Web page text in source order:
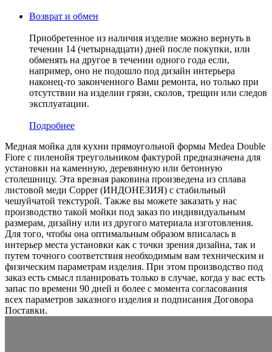
Возврат и обмен
Приобретенное из наличия изделие можно вернуть в
течении 14 (четырнадцати) дней после покупки, или
обменять на другое в течении одного года если,
например, оно не подошло под дизайн интерьера
наконец-то законченного Вами ремонта, но только при
отсутствии на изделии грязи, сколов, трещин или следов
эксплуатации.
Подробнее
Медная мойка для кухни прямоугольной формы Medea Double
Fiore с пиленойя треугольником фактурой предназначена для
установки на каменную, деревянную или бетонную
столешницу. Эта врезная раковина произведена из сплава
листовой меди Copper (ИНДОНЕЗИЯ) c стабильный
чешуйчатой текстурой. Также вы можете заказать у нас
производство такой мойки под заказ по индивидуальным
размерам, дизайну или из другого материала изготовления.
Для того, чтобы она оптимальным образом вписалась в
интерьер места установки как с точки зрения дизайна, так и
путем точного соответствия необходимым вам техническим и
физическим параметрам изделия. При этом производство под
заказ есть смысл планировать только в случае, когда у вас есть
запас по времени 90 дней и более с момента согласования
всех параметров заказного изделия и подписания Договора
Поставки.